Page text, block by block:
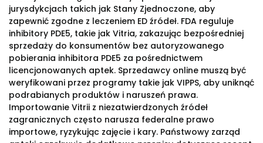
jurysdykcjach takich jak Stany Zjednoczone, aby
zapewnić zgodne z leczeniem ED źródeł. FDA reguluje
inhibitory PDE5, takie jak Vitria, zakazując bezpośredniej
sprzedaży do konsumentów bez autoryzowanego
pobierania inhibitora PDE5 za pośrednictwem
licencjonowanych aptek. Sprzedawcy online muszą być
weryfikowani przez programy takie jak VIPPS, aby uniknąć
podrabianych produktów i naruszeń prawa.
Importowanie Vitrii z niezatwierdzonych źródeł
zagranicznych często narusza federalne prawo
importowe, ryzykując zajęcie i kary. Państwowy zarząd